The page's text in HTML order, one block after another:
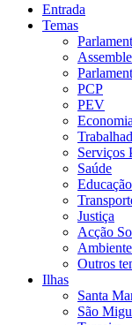
Entrada
Temas
PCP
PEV
Economia
Serviços
Saúde
Justiça
Acção
Outros
Ilhas
Santa
São